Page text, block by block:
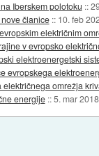
Iberskem polotoku ::
članice :: 10. feb
električnim
v evropsko
elektroenergetski
evropskega
omrežja
energije ::5. mar 2018